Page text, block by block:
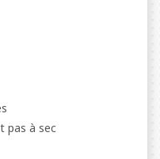
pas à sec